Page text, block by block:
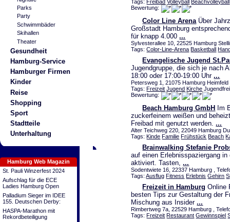
Parks
Party
Schwimmbäder
Skihallen
Theater
Gesundheit
Hamburg-Service
Hamburger Firmen
Kinder
Reise
Shopping
Sport
Stadtteile
Unterhaltung
Hamburg Web Magazin
St. Pauli Winzerfest 2024
Aufschlag für die ECE
Ladies Hamburg Open
Palladium Sieger im IDEE
155. Deutschen Derby:
HASPA-Marathon mit
Rekordbeteiligung
Tags:Freibad Volleyball Beachvolleyball
Bewertung:
Color Line ArenaÜber
Großstadt Hamburg
für knapp 4.000...
Sylvesterallee 10, 22525 Hamburg
Tags:Color-Line-Arena Basketball
Evangelische Jugend
Jugendgruppe, die sich je nach
18:00 oder 17:00-19:00 Uhr...
Petersweg 1, 21075 Hamburg Heimfeld
Tags:Freizeit Jugend Kirche
Bewertung:
Beach Hamburg GmbH
Im
zuckerfeinem weißen und
Freibad mit genutzt werden....
Alter Teichweg 220, 22049 Hamburg
Tags:Kinde Familie Frühstück Beach
Brainwalking Stefanie
auf einen Erlebnisspaziergang
aktiviert. Tasten,...
Sodentwiete 16, 22337 Hamburg ,
Tags:Ausflug Fitness Erlebnis Gehirn
Freizeit in Hamburg Online
besten Tips zur Gestaltung der
Mischung aus Insider...
Rimbertweg 7a, 22529 Hamburg ,
Tags:Freizeit Restaurant Gewinnspiel